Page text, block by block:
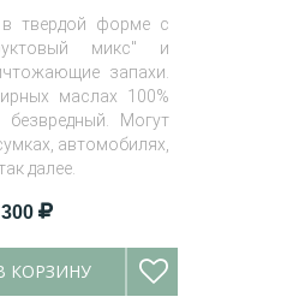
в твердой форме с
микс" и
запахи.
маслах 100%
безвредный. Могут
автомобилях,
далее.
КОРЗИНУ